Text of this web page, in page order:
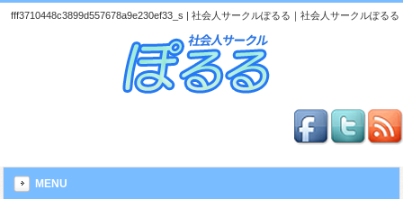
fff3710448c3899d557678a9e230ef33_s | 社会人サークルぽるる｜社会人サークルぽるる
MENU